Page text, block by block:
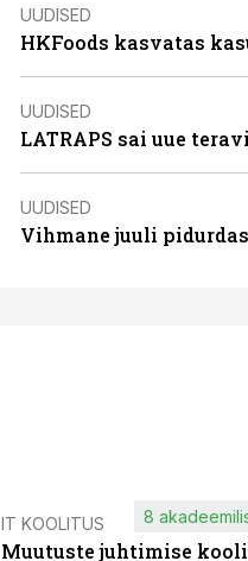
UUDISED
HKFoods kasvatas
UUDISED
LATRAPS sai uue
UUDISED
Vihmane juuli
IT KOOLITUS
Muutuste juhtimise
8